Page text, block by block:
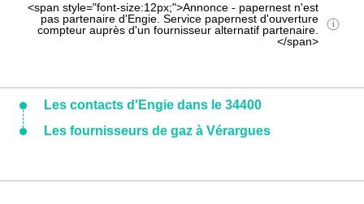
<span style="font-size:12px;">Annonce - papernest n'est
pas partenaire d'Engie. Service papernest d'ouverture
compteur auprès d'un fournisseur alternatif partenaire.
</span>
Les contacts d'Engie dans le 34400
Les fournisseurs de gaz à Vérargues